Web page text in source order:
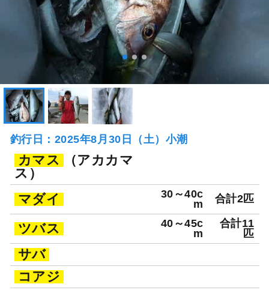
釣行日：2025年8月30日（土）小潮
カマス
（アカカマ
ス）
マダイ
30～40c
m
合計2匹
ツバス
40～45c
m
合計11
匹
サバ
コアジ